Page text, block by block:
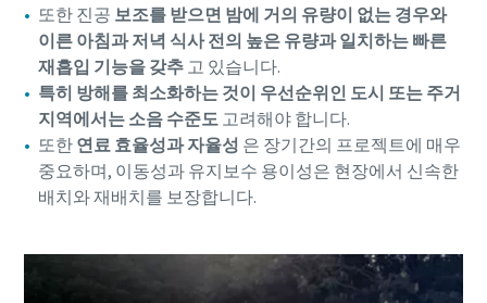
또한 진공 보조를 받으면 밤에 거의 유량이 없는 경우와
이른 아침과 저녁 식사 전의 높은 유량과 일치하는 빠른
재흡입 기능을 갖추 고 있습니다.
특히 방해를 최소화하는 것이 우선순위인 도시 또는 주거
지역에서는 소음 수준도 고려해야 합니다.
또한 연료 효율성과 자율성 은 장기간의 프로젝트에 매우
중요하며, 이동성과 유지보수 용이성은 현장에서 신속한
배치와 재배치를 보장합니다.